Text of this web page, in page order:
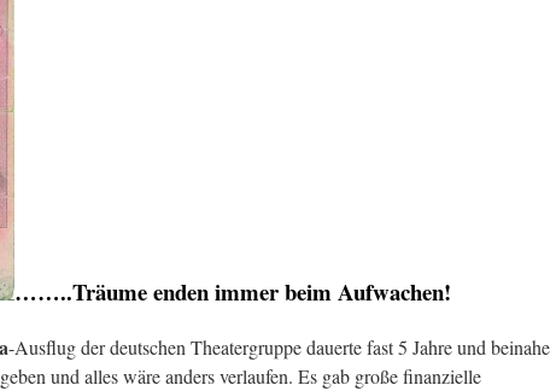
……..Träume enden immer beim Aufwachen!
-Ausflug der deutschen Theatergruppe dauerte fast 5 Jahre und beinahe
und alles wäre anders verlaufen. Es gab große finanzielle